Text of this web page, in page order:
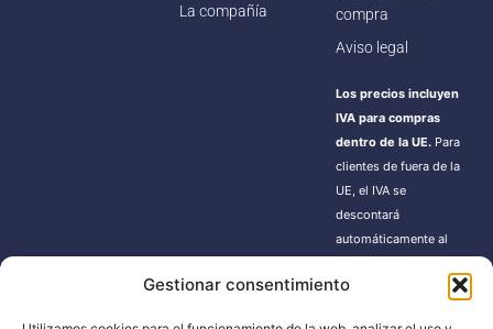
Gestionar consentimiento
La compañía
compra
Aviso legal
Los precios incluyen
IVA para compras
dentro de la UE. Para
clientes de fuera de la
UE, el IVA se
descontará
automáticamente al
Estos pedidos pueden